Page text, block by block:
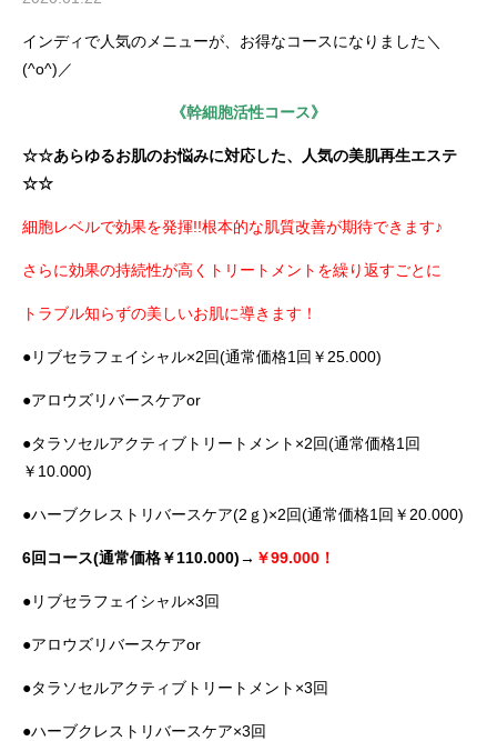
インディで人気のメニューが、お得なコースになりました＼
(^o^)／
《幹細胞活性コース》
☆☆あらゆるお肌のお悩みに対応した、人気の美肌再生エステ
☆☆
細胞レベルで効果を発揮!!根本的な肌質改善が期待できます♪
さらに効果の持続性が高くトリートメントを繰り返すごとに
トラブル知らずの美しいお肌に導きます！
●リブセラフェイシャル×2回(通常価格1回￥25.000)
●アロウズリバースケアor
●タラソセルアクティブトリートメント×2回(通常価格1回
￥10.000)
●ハーブクレストリバースケア(2ｇ)×2回(通常価格1回￥20.000)
6回コース(通常価格￥110.000)→ ￥99.000！
●リブセラフェイシャル×3回
●アロウズリバースケアor
●タラソセルアクティブトリートメント×3回
●ハーブクレストリバースケア×3回